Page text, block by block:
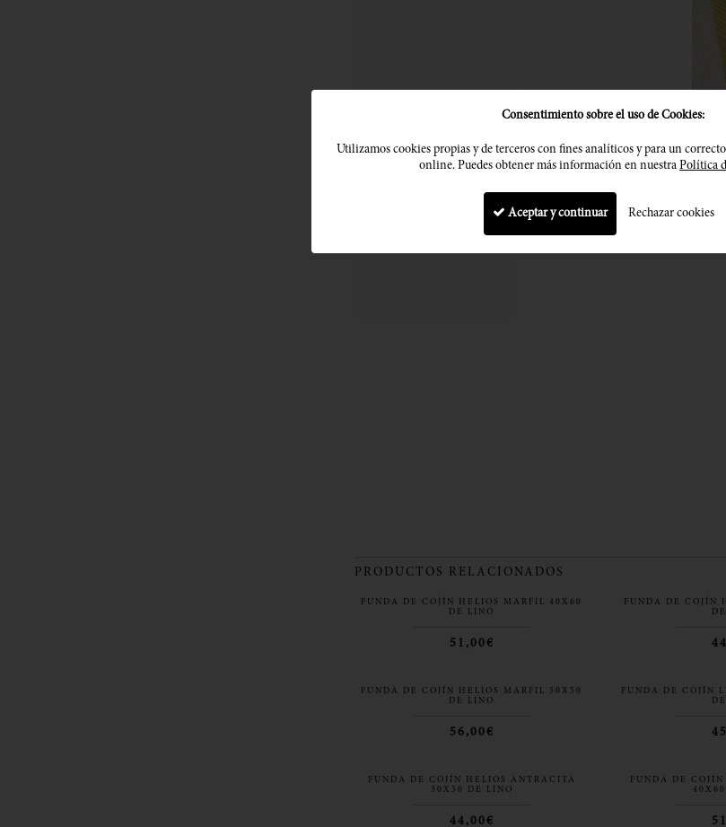
PRODUCTOS RELACIONADOS
FUNDA DE COJÍN HELIOS MARFIL 40X60
DE LINO
51,00€
FUNDA DE COJÍN
FUNDA DE COJÍN HELIOS MARFIL 50X50
DE LINO
56,00€
FUNDA DE COJÍN
FUNDA DE COJÍN HELIOS ANTRACITA
30X50 DE LINO
44,00€
FUNDA DE
Consentimiento sobre el uso de Cookies:
Utilizamos cookies propias y de terceros con fines analíticos y para un
online. Puedes obtener más información en nuestra Política
Aceptar y continuar Rechazar cookies